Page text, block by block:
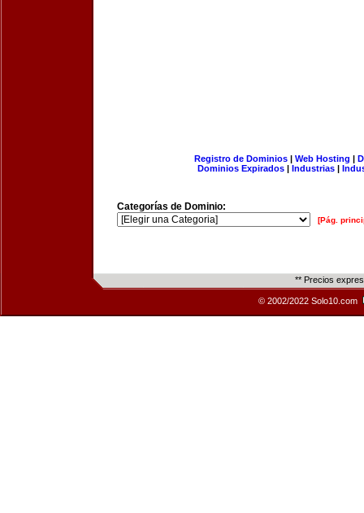
Registro de Dominios| Web Hosting |
Dominios Expirados | Industrias |
Categorías de Dominio:
[Pág.
** Precios
© 2002/2022 Solo10.com